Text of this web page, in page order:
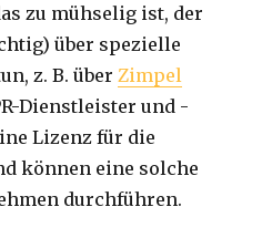
zu mühselig ist, der
über spezielle
z. B. über Zimpel
Dienstleister und -
Lizenz für die
können eine solche
durchführen.